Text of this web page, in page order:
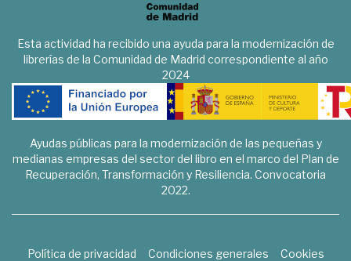
Esta actividad ha recibido una ayuda para la modernización de
librerías de la Comunidad de Madrid correspondiente al año
2024
Ayudas públicas para la modernización de las pequeñas y
medianas empresas del sector del libro en el marco del Plan de
Recuperación, Transformación y Resiliencia. Convocatoria
2022.
Política de privacidad Condiciones generales
Cookies